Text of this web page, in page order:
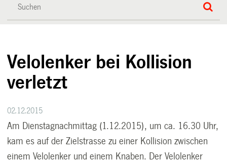
Velolenker bei Kollision
verletzt
02.12.2015
Am Dienstagnachmittag (1.12.2015), um ca. 16.30 Uhr,
kam es auf der Zielstrasse zu einer Kollision zwischen
einem Velolenker und einem Knaben. Der Velolenker